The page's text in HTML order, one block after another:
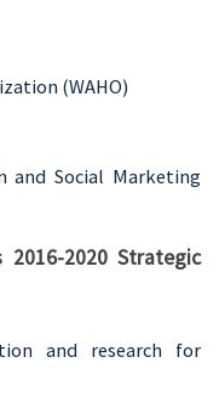
(WAHO)
and Social Marketing
2020 Strategic
and research for